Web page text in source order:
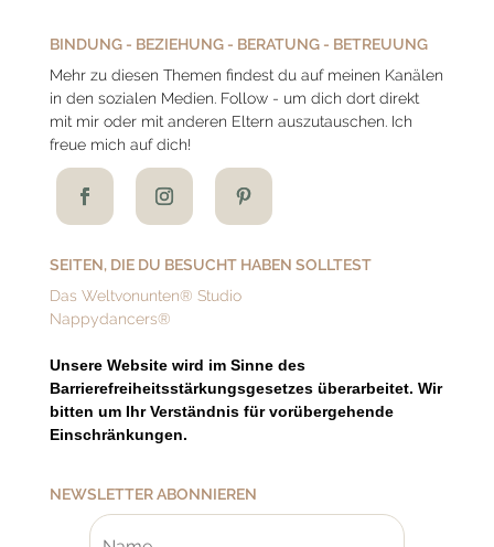
BINDUNG - BEZIEHUNG - BERATUNG - BETREUUNG
Mehr zu diesen Themen findest du auf meinen Kanälen
in den sozialen Medien. Follow - um dich dort direkt
mit mir oder mit anderen Eltern auszutauschen. Ich
freue mich auf dich!
SEITEN, DIE DU BESUCHT HABEN SOLLTEST
Das Weltvonunten® Studio
Nappydancers®
Unsere Website wird im Sinne des
Barrierefreiheitsstärkungsgesetzes überarbeitet. Wir
bitten um Ihr Verständnis für vorübergehende
Einschränkungen.
NEWSLETTER ABONNIEREN